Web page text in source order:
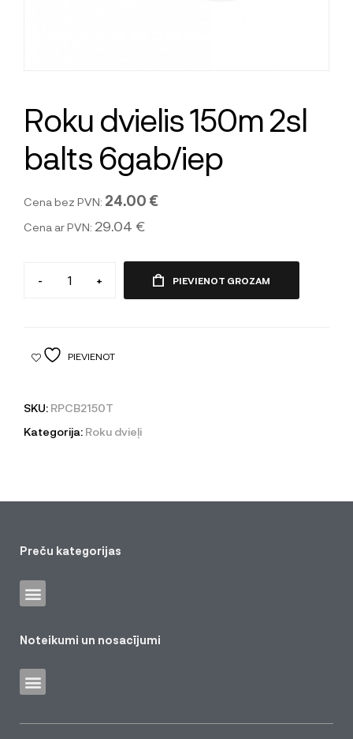
Roku dvielis 150m 2sl
balts 6gab/iep
Cena bez PVN: 24.00 €
Cena ar PVN: 29.04 €
- + PIEVIENOT GROZAM
PIEVIENOT
SKU: RPCB2150T
Kategorija: Roku dvieļi
Preču kategorijas
Noteikumi un nosacījumi